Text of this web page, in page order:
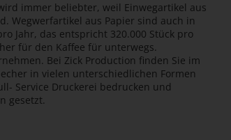
immer beliebter, weil Einwegartikel aus
Wegwerfartikel aus Papier sind auch in
Jahr, das entspricht 320.000 Stück pro
für den Kaffee für unterwegs.
Bei Zick Production finden Sie im
in vielen unterschiedlichen Formen
Service Druckerei bedrucken und
gesetzt.